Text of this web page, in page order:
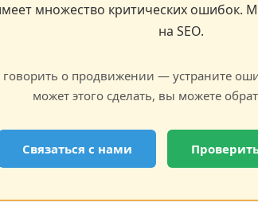
множество критических ошибок.
на SEO.
о продвижении — устраните
может этого сделать, вы можете
Связаться с нами